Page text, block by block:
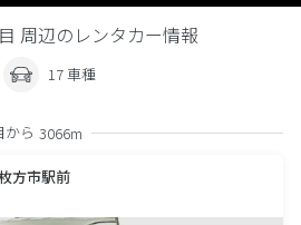
周辺のレンタカー情報
17 車種
から 3066m
方市駅前